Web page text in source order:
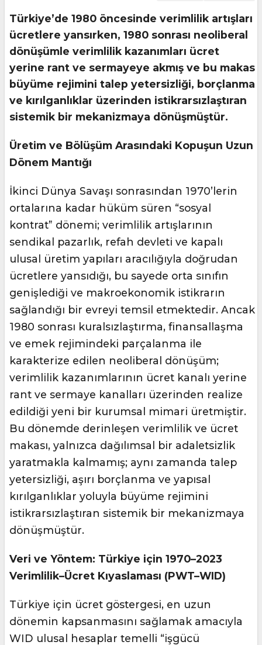
Türkiye’de 1980 öncesinde verimlilik artışları
ücretlere yansırken, 1980 sonrası neoliberal
dönüşümle verimlilik kazanımları ücret
yerine rant ve sermayeye akmış ve bu makas
büyüme rejimini talep yetersizliği, borçlanma
ve kırılganlıklar üzerinden istikrarsızlaştıran
sistemik bir mekanizmaya dönüşmüştür.
Üretim ve Bölüşüm Arasındaki Kopuşun Uzun
Dönem Mantığı
İkinci Dünya Savaşı sonrasından 1970’lerin
ortalarına kadar hüküm süren “sosyal
kontrat” dönemi; verimlilik artışlarının
sendikal pazarlık, refah devleti ve kapalı
ulusal üretim yapıları aracılığıyla doğrudan
ücretlere yansıdığı, bu sayede orta sınıfın
genişlediği ve makroekonomik istikrarın
sağlandığı bir evreyi temsil etmektedir. Ancak
1980 sonrası kuralsızlaştırma, finansallaşma
ve emek rejimindeki parçalanma ile
karakterize edilen neoliberal dönüşüm;
verimlilik kazanımlarının ücret kanalı yerine
rant ve sermaye kanalları üzerinden realize
edildiği yeni bir kurumsal mimari üretmiştir.
Bu dönemde derinleşen verimlilik ve ücret
makası, yalnızca dağılımsal bir adaletsizlik
yaratmakla kalmamış; aynı zamanda talep
yetersizliği, aşırı borçlanma ve yapısal
kırılganlıklar yoluyla büyüme rejimini
istikrarsızlaştıran sistemik bir mekanizmaya
dönüşmüştür.
Veri ve Yöntem: Türkiye için 1970–2023
Verimlilik–Ücret Kıyaslaması (PWT–WID)
Türkiye için ücret göstergesi, en uzun
dönemin kapsanmasını sağlamak amacıyla
WID ulusal hesaplar temelli “işgücü